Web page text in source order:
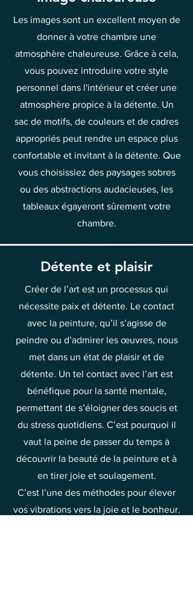
Les images sont un excellent moyen de
donner à votre chambre une
atmosphère chaleureuse. Grâce à cela,
vous pouvez introduire votre style
personnel dans l'intérieur et créer une
atmosphère propice à la détente. Un
sac de motifs, de couleurs et de cadres
appropriés peut rendre un espace plus
confortable et invitant à la détente. Que
vous choisissiez des paysages sobres
ou des abstractions audacieuses, les
tableaux égayeront sûrement votre
chambre.
Détente et plaisir
Créer de l’art est un processus qui
nécessite paix et détente. Le contact
avec la peinture, qu’il s’agisse de
peindre ou d’admirer les œuvres, nous
met dans un état de plaisir et de
détente. Un tel contact avec l’art est
bénéfique pour la santé mentale,
permettant de s’éloigner des soucis et
du stress quotidiens. C’est pourquoi il
vaut la peine de passer du temps à
découvrir la beauté de la peinture et à
en tirer joie et soulagement.
C’est l’une des méthodes pour élever
vos vibrations vers la joie et le bonheur.